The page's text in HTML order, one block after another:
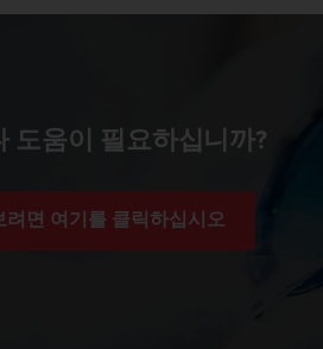
도움이 필요하십니까?
려면 여기를 클릭하십시오